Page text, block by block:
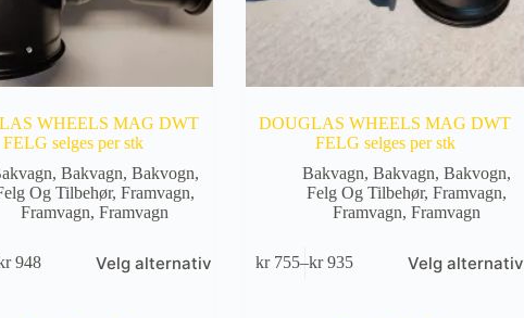
WHEELS MAG DWT
FELG selges per stk
,Bakvagn,Bakvogn,
Og Tilbehør,Framvagn,
Framvagn,Framvagn
948 Velg alternativ
DOUGLAS WHEELS MAG DWT
FELG selges per stk
Bakvagn,Bakvagn,Bakvogn,
Felg Og Tilbehør,Framvagn,
Framvagn,Framvagn
kr755–kr935
Prisområde:
Velg alternativ
produktet